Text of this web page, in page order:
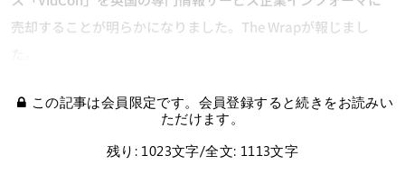
売却することが明らかになりました。The Wrapが報じまし
この記事は会員限定です。会員登録すると続きをお読みい
ただけます。
残り: 1023文字/全文: 1113文字